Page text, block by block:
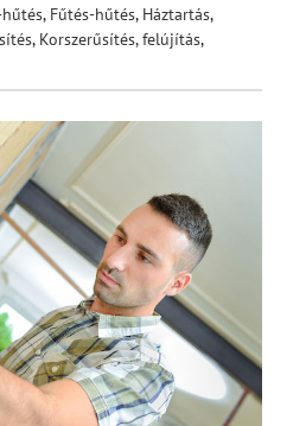
, Fűtés-hűtés, Háztartás,
, Korszerűsítés, felújítás,